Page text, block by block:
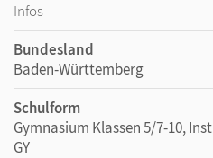
Infos
Bundesland
Baden-Württemberg
Schulform
Gymnasium Klassen 5/7-10,
GY